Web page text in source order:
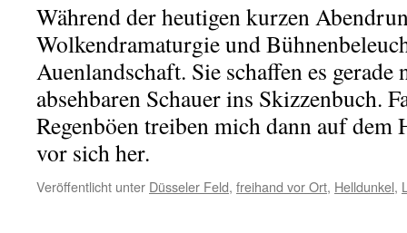
Während der heutigen kurzen
Wolkendramaturgie und
Auenlandschaft. Sie schaffen es gerade
absehbaren Schauer ins Skizzenbuch.
Regenböen treiben mich dann auf dem
vor sich her.
Veröffentlicht unter Düsseler Feld, freihand vor Ort, Helldunkel,